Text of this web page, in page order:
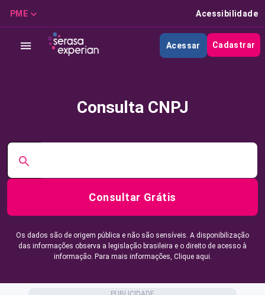
PME Acessibilidade
Acessar Cadastrar
Consulta CNPJ
Consultar Grátis
Os dados são de origem pública e não são sensíveis. A disponibilização
das informações observa a legislação brasileira e o direito de acesso à
informação. Para mais informações, Clique aqui.